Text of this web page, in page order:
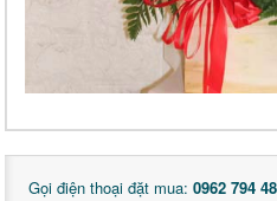
Gọi điện thoại đặt mua: 0962 794